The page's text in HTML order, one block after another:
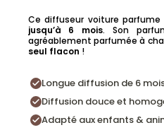
Ce diffuseur voiture
jusqu’à 6 mois. Son
agréablement parfumée à
seul flacon !
Longue diffusion de 6
Diffusion douce et
Adapté aux enfants &